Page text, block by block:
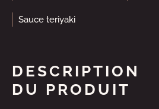
Sauce teriyaki
DESCRIPTION
DU PRODUIT